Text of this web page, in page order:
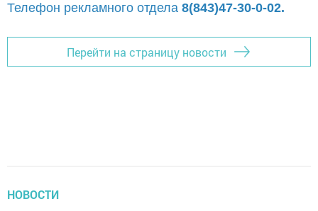
Телефон рекламного отдела 8(843)47-30-0-02.
Перейти на страницу новости
НОВОСТИ